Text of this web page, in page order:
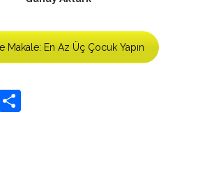
Makale: En Az Üç Çocuk Yapın